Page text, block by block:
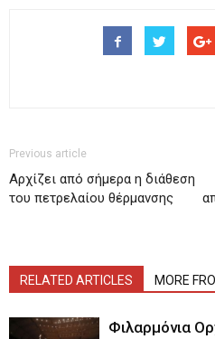
Previous article
Αρχίζει από σήμερα η διάθεση
του πετρελαίου θέρμανσης
RELATED ARTICLES MORE
Φιλαρμόνια